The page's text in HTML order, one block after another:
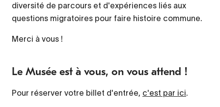
diversité de parcours et d'expériences liés aux
questions migratoires pour faire histoire commune.
Merci à vous !
Le Musée est à vous, on vous attend !
Pour réserver votre billet d'entrée, c'est par ici.